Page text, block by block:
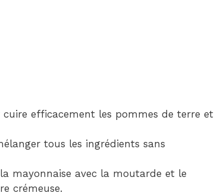
efficacement les pommes de terre et
tous les ingrédients sans
mayonnaise avec la moutarde et le
crémeuse.